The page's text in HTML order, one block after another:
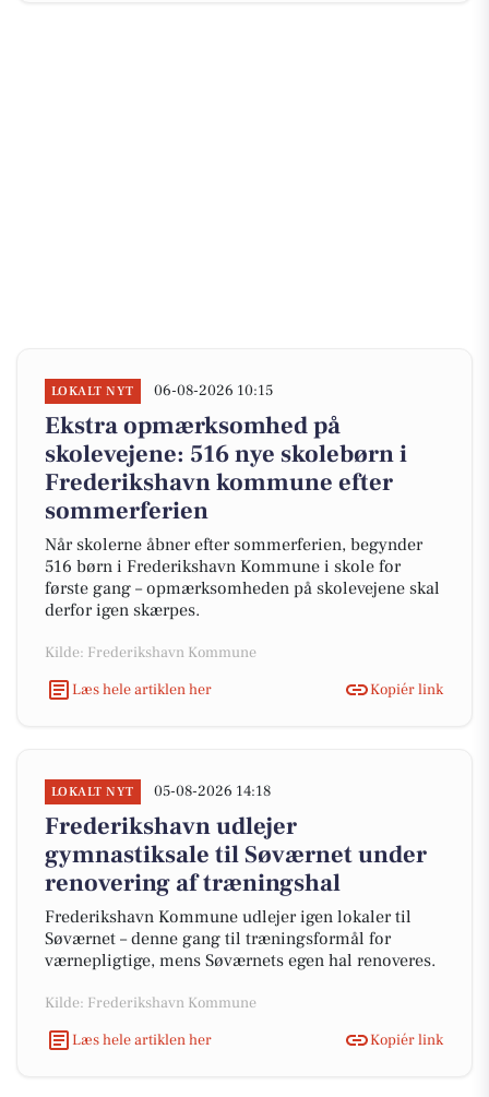
LOKALT NYT 06-08-2026 10:15
Ekstra opmærksomhed på
skolevejene: 516 nye skolebørn i
Frederikshavn kommune efter
sommerferien
Når skolerne åbner efter sommerferien, begynder
516 børn i Frederikshavn Kommune i skole for
første gang – opmærksomheden på skolevejene skal
derfor igen skærpes.
Kilde: Frederikshavn Kommune
Læs hele artiklen her
Kopiér link
LOKALT NYT 05-08-2026 14:18
Frederikshavn udlejer
gymnastiksale til Søværnet under
renovering af træningshal
Frederikshavn Kommune udlejer igen lokaler til
Søværnet – denne gang til træningsformål for
værnepligtige, mens Søværnets egen hal renoveres.
Kilde: Frederikshavn Kommune
Læs hele artiklen her
Kopiér link